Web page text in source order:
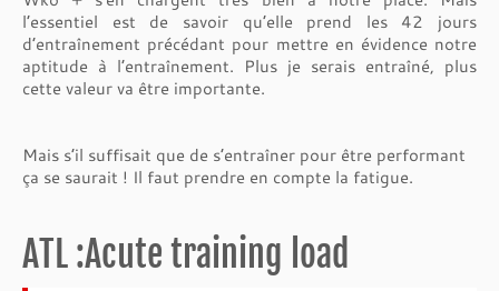
l’essentiel est de savoir qu’elle prend les 42 jours
d’entraînement précédant pour mettre en évidence notre
aptitude à l’entraînement. Plus je serais entraîné, plus
cette valeur va être importante.
Mais s’il suffisait que de s’entraîner pour être performant
ça se saurait ! Il faut prendre en compte la fatigue.
ATL :Acute training load